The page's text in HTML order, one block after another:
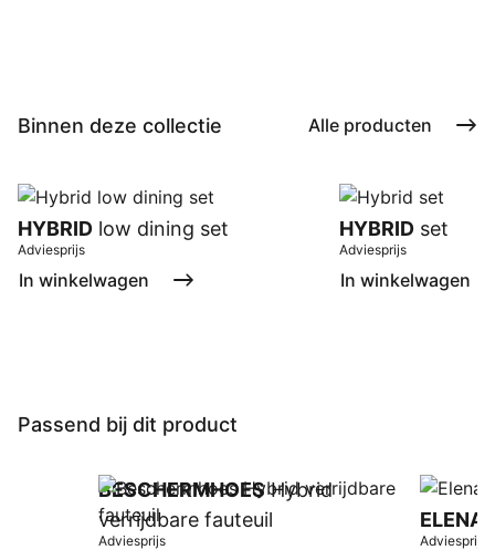
Binnen deze collectie Alle producten
HYBRID low dining set
Adviesprijs
In winkelwagen
HYBRIDset
Adviesprijs
In winkelwagen
Passend bij dit product
BESCHERMHOESHybrid
verrijdbare fauteuil
Adviesprijs
ELENA
Adviesprijs